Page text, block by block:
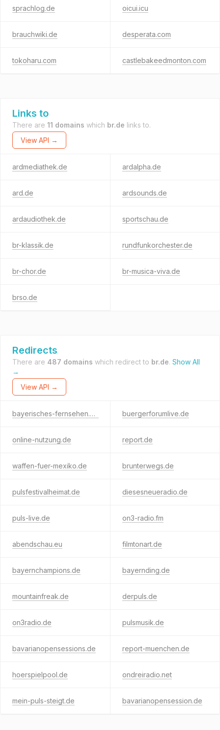
sprachlog.de oicui.icu
brauchwiki.de desperata.com
tokoharu.com castlebakeedmonton.com
Links to
There are 11 domains which br.de links to.
View API →
ardmediathek.de ardalpha.de
ard.de ardsounds.de
ardaudiothek.de sportschau.de
br-klassik.de rundfunkorchester.de
br-chor.de br-musica-viva.de
brso.de
Redirects
There are 487 domains which redirect to br.de. Show All
→
View API →
bayerisches-fernsehen.de buergerforumlive.de
online-nutzung.de report.de
waffen-fuer-mexiko.de brunterwegs.de
pulsfestivalheimat.de diesesneueradio.de
puls-live.de on3-radio.fm
abendschau.eu filmtonart.de
bayernchampions.de bayernding.de
mountainfreak.de derpuls.de
on3radio.de pulsmusik.de
bavarianopensessions.de report-muenchen.de
hoerspielpool.de ondreiradio.net
mein-puls-steigt.de bavarianopensession.de